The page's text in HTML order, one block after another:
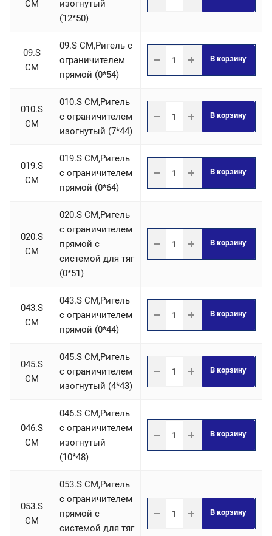
СM
изогнутый
(12*50)
09.S
СM
09.S СM,Ригель c
ограничителем
прямой (0*54)
В корзину
010.S
СM
010.S СM,Ригель
c ограничителем
изогнутый (7*44)
В корзину
019.S
СM
019.S СM,Ригель
c ограничителем
прямой (0*64)
В корзину
020.S
СM
020.S СM,Ригель
c ограничителем
прямой с
системой для тяг
(0*51)
В корзину
043.S
СM
043.S СM,Ригель
c ограничителем
прямой (0*44)
В корзину
045.S
СM
045.S СM,Ригель
c ограничителем
изогнутый (4*43)
В корзину
046.S
СM
046.S СM,Ригель
c ограничителем
изогнутый
(10*48)
В корзину
053.S
СM
053.S СM,Ригель
c ограничителем
прямой с
системой для тяг
В корзину